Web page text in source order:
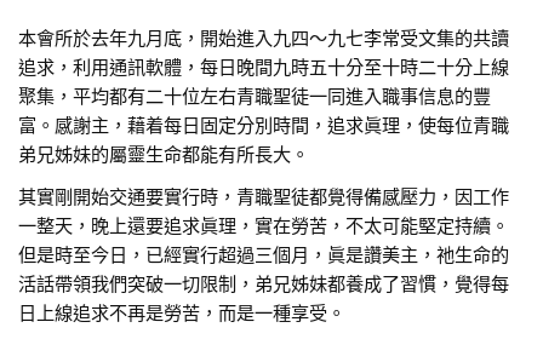
本會所於去年九月底，開始進入九四～九七李常受文集的共讀
追求，利用通訊軟體，每日晚間九時五十分至十時二十分上線
聚集，平均都有二十位左右青職聖徒一同進入職事信息的豐
富。感謝主，藉着每日固定分別時間，追求眞理，使每位青職
弟兄姊妹的屬靈生命都能有所長大。
其實剛開始交通要實行時，青職聖徒都覺得備感壓力，因工作
一整天，晚上還要追求眞理，實在勞苦，不太可能堅定持續。
但是時至今日，已經實行超過三個月，眞是讚美主，祂生命的
活話帶領我們突破一切限制，弟兄姊妹都養成了習慣，覺得每
日上線追求不再是勞苦，而是一種享受。